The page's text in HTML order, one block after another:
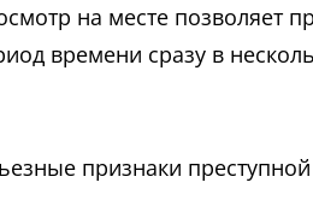
на месте позволяет
времени сразу в
признаки преступной